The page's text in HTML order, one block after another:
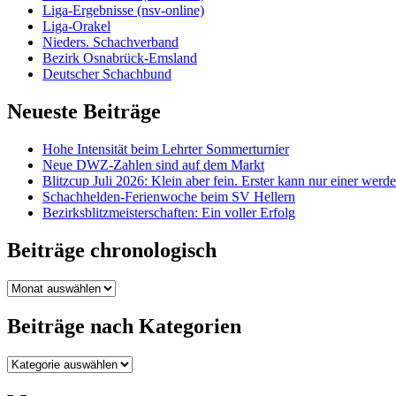
Liga-Ergebnisse (nsv-online)
Liga-Orakel
Nieders. Schachverband
Bezirk Osnabrück-Emsland
Deutscher Schachbund
Neueste Beiträge
Hohe Intensität beim Lehrter Sommerturnier
Neue DWZ-Zahlen sind auf dem Markt
Blitzcup Juli 2026: Klein aber fein. Erster kann nur einer
Schachhelden-Ferienwoche beim SV Hellern
Bezirksblitzmeisterschaften: Ein voller Erfolg
Beiträge chronologisch
Beiträge
Beiträge nach Kategorien
Beiträge